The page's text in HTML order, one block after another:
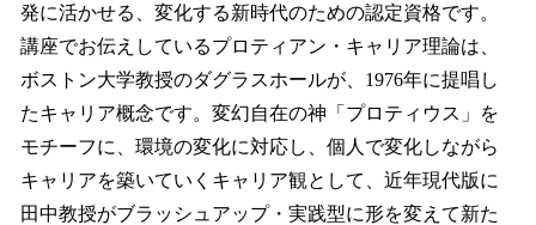
発に活かせる、変化する新時代のための認定資格です。
講座でお伝えしているプロティアン・キャリア理論は、
ボストン大学教授のダグラスホールが、1976年に提唱し
たキャリア概念です。変幻自在の神「プロティウス」を
モチーフに、環境の変化に対応し、個人で変化しながら
キャリアを築いていくキャリア観として、近年現代版に
田中教授がブラッシュアップ・実践型に形を変えて新た